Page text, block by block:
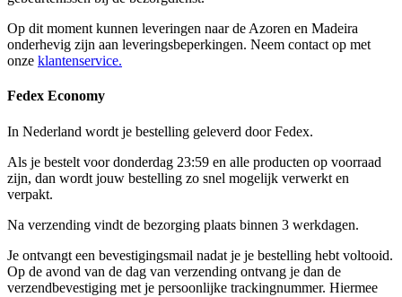
Op dit moment kunnen leveringen naar de Azoren en Madeira
onderhevig zijn aan leveringsbeperkingen. Neem contact op met
onze klantenservice.
Fedex Economy
In Nederland wordt je bestelling geleverd door Fedex.
Als je bestelt voor donderdag 23:59 en alle producten op voorraad
zijn, dan wordt jouw bestelling zo snel mogelijk verwerkt en
verpakt.
Na verzending vindt de bezorging plaats binnen 3 werkdagen.
Je ontvangt een bevestigingsmail nadat je je bestelling hebt voltooid.
Op de avond van de dag van verzending ontvang je dan de
verzendbevestiging met je persoonlijke trackingnummer. Hiermee